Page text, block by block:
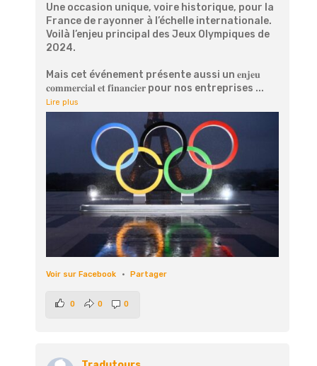
Une occasion unique, voire historique, pour la
France de rayonner à l’échelle internationale.
Voilà l’enjeu principal des Jeux Olympiques de
2024.
Mais cet événement présente aussi un 𝐞𝐧𝐣𝐞𝐮
𝐜𝐨𝐦𝐦𝐞𝐫𝐜𝐢𝐚𝐥 𝐞𝐭 𝐟𝐢𝐧𝐚𝐧𝐜𝐢𝐞𝐫 pour nos entreprises ...
Lire plus
Voir sur Facebook · Partager
0 0 0